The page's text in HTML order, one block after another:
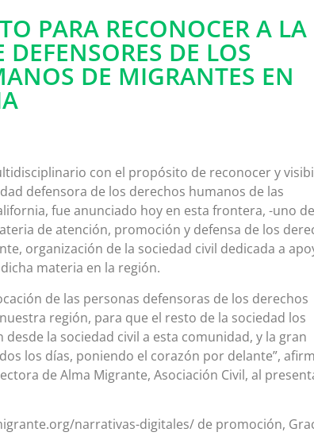
PARA RECONOCER A LA
DE LOS
DE MIGRANTES EN
con el propósito de reconocer y
defensora de los derechos humanos de las
fue anunciado hoy en esta frontera, -uno
de atención, promoción y defensa de los
organización de la sociedad civil dedicada a
materia en la región.
de las personas defensoras de los derechos
región, para que el resto de la sociedad los
la sociedad civil a esta comunidad, y la gran
los días, poniendo el corazón por delante”,
de Alma Migrante, Asociación Civil, al
narrativas-digitales/ de promoción,